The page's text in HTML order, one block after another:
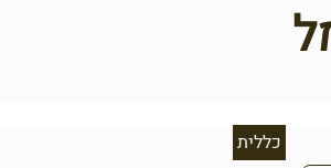
כללית